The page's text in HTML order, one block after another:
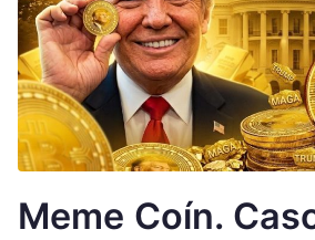
Meme Coín.